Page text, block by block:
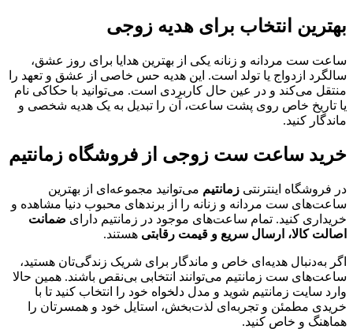
بهترین انتخاب برای هدیه زوجی
ساعت ست مردانه و زنانه یکی از بهترین هدایا برای روز عشق،
سالگرد ازدواج یا تولد است. این هدیه حس خاصی از عشق و تعهد را
منتقل می‌کند و در عین حال کاربردی است. می‌توانید با حکاکی نام
یا تاریخ خاص روی پشت ساعت، آن را تبدیل به یک هدیه شخصی و
ماندگار کنید.
خرید ساعت ست زوجی از فروشگاه زمانتیم
در فروشگاه اینترنتی زمانتیم می‌توانید مجموعه‌ای از بهترین
ساعت‌های ست مردانه و زنانه را از برندهای محبوب دنیا مشاهده و
خریداری کنید. تمام ساعت‌های موجود در زمانتیم دارای ضمانت
اصالت کالا، ارسال سریع و قیمت رقابتی هستند.
اگر به‌دنبال هدیه‌ای خاص و ماندگار برای شریک زندگی‌تان هستید،
ساعت‌های ست زمانتیم می‌توانند انتخابی بی‌نقص باشند. همین حالا
وارد سایت زمانتیم شوید و مدل دلخواه خود را انتخاب کنید تا با
خریدی مطمئن و تجربه‌ای لذت‌بخش، استایل خود و همسرتان را
هماهنگ و خاص کنید.